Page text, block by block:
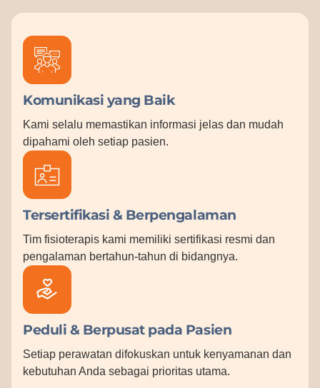
Komunikasi yang Baik
Kami selalu memastikan informasi jelas dan mudah
dipahami oleh setiap pasien.
Tersertifikasi & Berpengalaman
Tim fisioterapis kami memiliki sertifikasi resmi dan
pengalaman bertahun-tahun di bidangnya.
Peduli & Berpusat pada Pasien
Setiap perawatan difokuskan untuk kenyamanan dan
kebutuhan Anda sebagai prioritas utama.